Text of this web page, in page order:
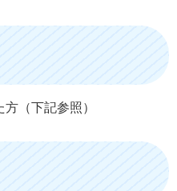
（下記参照）